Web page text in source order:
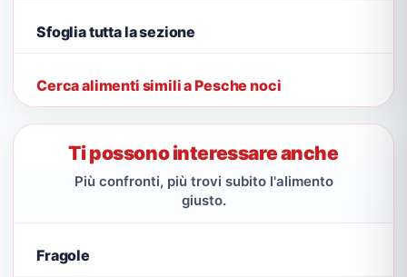
Sfoglia tutta la sezione
Cerca alimenti simili a Pesche noci
Ti possono interessare anche
Più confronti, più trovi subito l'alimento
giusto.
Fragole